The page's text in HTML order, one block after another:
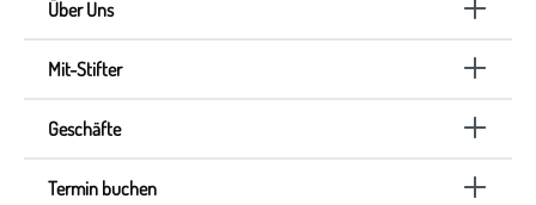
Über Uns
Mit-Stifter
Geschäfte
Termin buchen